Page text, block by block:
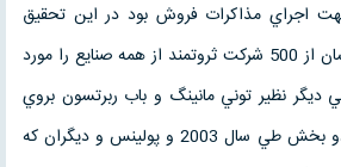
اجراي مذاكرات فروش بود در اين تحقيق
2000فروشنده به طور يكسان از 500 شركت ثروتمند از همه صنايع را مورد
ديگر نظير توني مانينگ و باب ربرتسون بروي
مهارت مذاكره و نفوذ در دو بخش طي سال 2003 و پولينس و ديگران كه